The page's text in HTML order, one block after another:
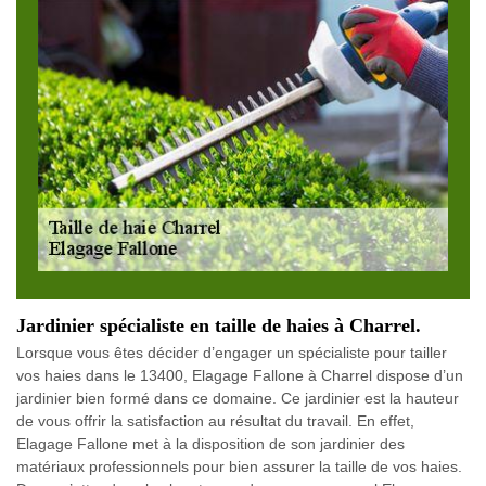
Jardinier spécialiste en taille de haies à Charrel.
Lorsque vous êtes décider d’engager un spécialiste pour tailler
vos haies dans le 13400, Elagage Fallone à Charrel dispose d’un
jardinier bien formé dans ce domaine. Ce jardinier est la hauteur
de vous offrir la satisfaction au résultat du travail. En effet,
Elagage Fallone met à la disposition de son jardinier des
matériaux professionnels pour bien assurer la taille de vos haies.